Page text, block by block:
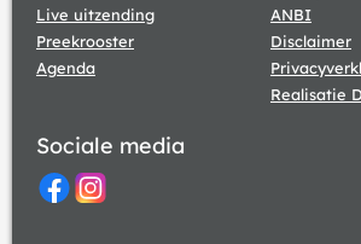
Live uitzending
Preekrooster
Agenda
ANBI
Disclaimer
Realisatie
Sociale media